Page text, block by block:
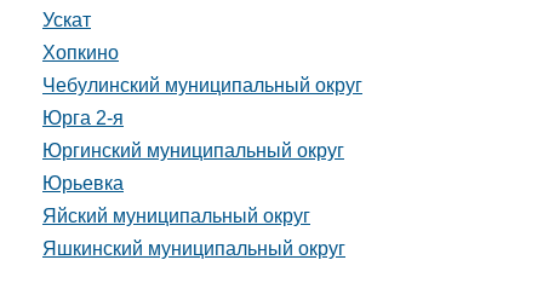
Ускат
Хопкино
Чебулинский муниципальный округ
Юрга 2-я
Юргинский муниципальный округ
Юрьевка
Яйский муниципальный округ
Яшкинский муниципальный округ